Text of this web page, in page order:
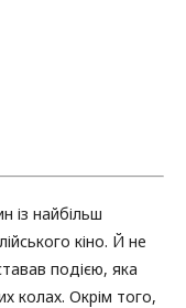
із найбільш
кіно. Й не
подією, яка
колах. Окрім того,